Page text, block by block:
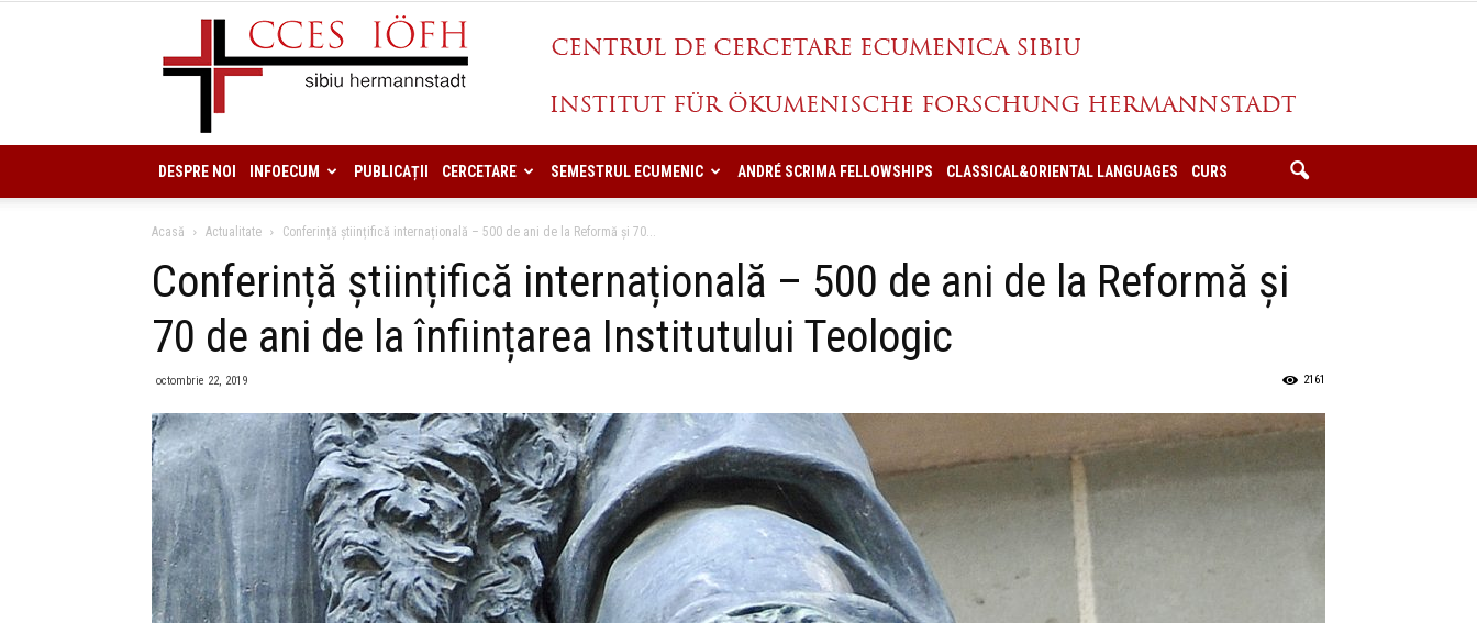
DESPRE NOI INFOECUM PUBLICAȚII CERCETARE SEMESTRUL ECUMENIC ANDRÉ SCRIMA FELLOWSHIPS CLASSICAL&ORIENTAL LANGUAGES CURS
Acasă Actualitate Conferință științifică internațională – 500 de ani de la Reformă și 70...
Conferință științifică internațională – 500 de ani de la Reformă și
70 de ani de la înființarea Institutului Teologic
octombrie 22, 2019 2161